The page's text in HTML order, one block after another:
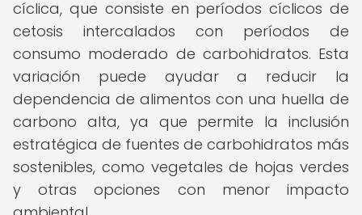
cíclica, que consiste en períodos cíclicos de
cetosis intercalados con períodos de
consumo moderado de carbohidratos. Esta
variación puede ayudar a reducir la
dependencia de alimentos con una huella de
carbono alta, ya que permite la inclusión
estratégica de fuentes de carbohidratos más
sostenibles, como vegetales de hojas verdes
y otras opciones con menor impacto